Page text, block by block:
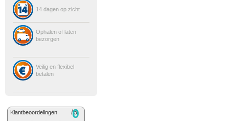
14 dagen op zicht
Ophalen of laten
bezorgen
Veilig en flexibel
betalen